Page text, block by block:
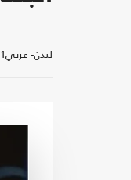
لندن- عربي21